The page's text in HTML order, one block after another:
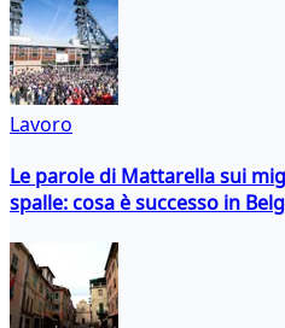
Lavoro
Le parole di Mattarella sui
spalle: cosa è successo in